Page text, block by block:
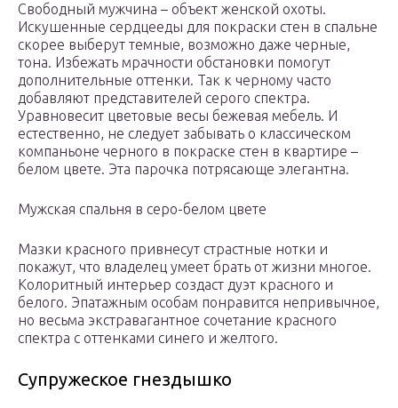
Свободный мужчина – объект женской охоты.
Искушенные сердцееды для покраски стен в спальне
скорее выберут темные, возможно даже черные,
тона. Избежать мрачности обстановки помогут
дополнительные оттенки. Так к черному часто
добавляют представителей серого спектра.
Уравновесит цветовые весы бежевая мебель. И
естественно, не следует забывать о классическом
компаньоне черного в покраске стен в квартире –
белом цвете. Эта парочка потрясающе элегантна.
Мужская спальня в серо-белом цвете
Мазки красного привнесут страстные нотки и
покажут, что владелец умеет брать от жизни многое.
Колоритный интерьер создаст дуэт красного и
белого. Эпатажным особам понравится непривычное,
но весьма экстравагантное сочетание красного
спектра с оттенками синего и желтого.
Супружеское гнездышко